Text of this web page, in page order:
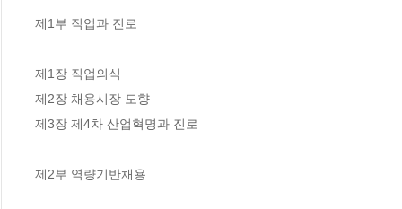
제1부 직업과 진로
제1장 직업의식
제2장 채용시장 도향
제3장 제4차 산업혁명과 진로
제2부 역량기반채용